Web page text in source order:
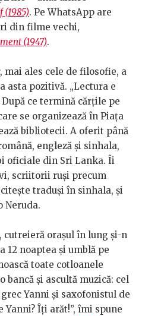
(1985). Pe WhatsApp are
din filme vechi,
(1947).
mai ales cele de filosofie, a
asta pozitivă. „Lectura e
ce termină cărțile pe
se organizează în Piața
bibliotecii. A oferit până
engleză și sinhala,
oficiale din Sri Lanka. Îi
scriitorii ruși precum
traduși în sinhala, și
Neruda.
cutreieră orașul în lung și-n
12 noaptea și umblă pe
toate cotloanele
bancă și ascultă muzică: cel
Yanni și saxofonistul de
Yanni? Îți arăt!”, îmi spune